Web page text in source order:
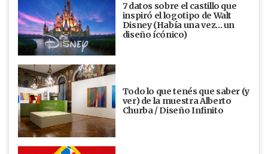
7 datos sobre el castillo que
inspiró el logotipo de Walt
Disney (Había una vez... un
diseño ícónico)
Todo lo que tenés que saber (y
ver) de la muestra Alberto
Churba / Diseño Infinito